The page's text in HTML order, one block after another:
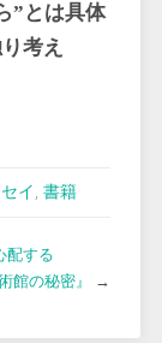
” とは具体
考え
イ, 書籍
配する
館の秘密』
→